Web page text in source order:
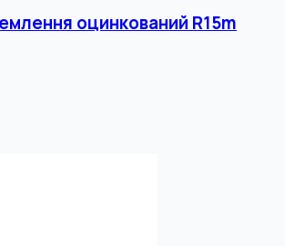
оцинкований R15m